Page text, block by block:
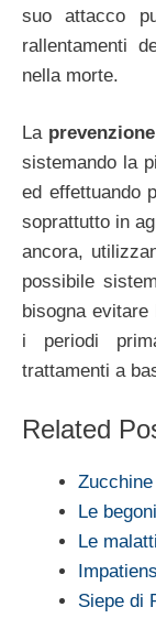
suo attacco
rallentamenti
nella morte.
La
sistemando la
ed effettuando
soprattutto in
ancora,
possibile
bisogna
i periodi
trattamenti a
Related
Le
Le
Siepe di